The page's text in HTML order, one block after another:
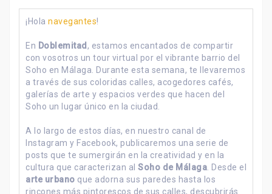
¡Hola navegantes!
En Doblemitad , estamos encantados de compartir
con vosotros un tour virtual por el vibrante barrio del
Soho en Málaga. Durante esta semana, te llevaremos
a través de sus coloridas calles, acogedores cafés,
galerías de arte y espacios verdes que hacen del
Soho un lugar único en la ciudad.
A lo largo de estos días, en nuestro canal de
Instagram y Facebook, publicaremos una serie de
posts que te sumergirán en la creatividad y en la
cultura que caracterizan al Soho de Málaga . Desde el
arte urbano que adorna sus paredes hasta los
rincones más pintorescos de sus calles, descubrirás